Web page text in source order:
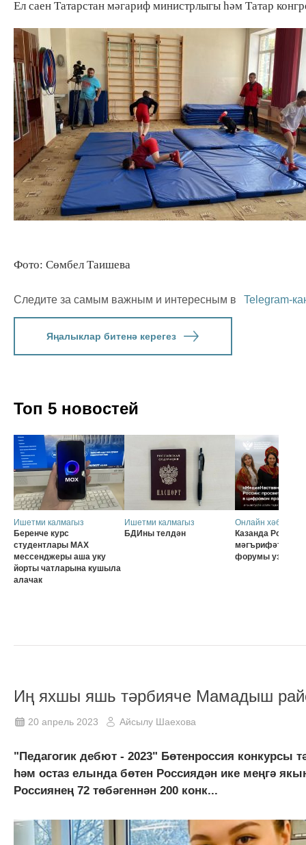
Ел саен Татарстан мәгариф министрлыгы һәм Татар
Фото: Сөмбел Таишева
Следите за самым важным и интересным в Telegram-
Яңалыклар битенә керегез
Топ 5 новостей
Ишетми калмагыз
Беренче курс
студентлары MAX
мессенджеры аша уку
йорты чатларына кушыла
алачак
Ишетми калмагыз
БДИны телдән
Онлайн хәбәрләр
Казанда Россия
форумы узачак
Иң яхшы яшь тәрбияче Мамадыш
20 апрель 2023 Айсылу Шаехова
"Педагогик дебют - 2023" Бөтенроссия конкурсы
һәм остаз елында бөтен Россиядән ике меңгә
Россиянең 72 төбәгеннән 200 конк...